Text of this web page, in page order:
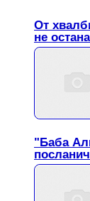
От
не
"Баба